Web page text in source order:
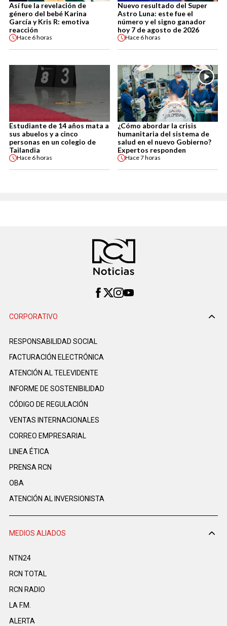
Así fue la revelación de
género del bebé Karina
García y Kris R: emotiva
reacción
Hace 6 horas
Nuevo resultado del Super
Astro Luna: este fue el
número y el signo ganador
hoy 7 de agosto de 2026
Hace 6 horas
Estudiante de 14 años mata a
sus abuelos y a cinco
personas en un colegio de
Tailandia
Hace 6 horas
¿Cómo abordar la crisis
humanitaria del sistema de
salud en el nuevo Gobierno?
Expertos responden
Hace7 horas
CORPORATIVO
RESPONSABILIDAD SOCIAL
FACTURACIÓN ELECTRÓNICA
ATENCIÓN AL TELEVIDENTE
INFORME DE SOSTENIBILIDAD
CÓDIGO DE REGULACIÓN
VENTAS INTERNACIONALES
CORREO EMPRESARIAL
LINEA ÉTICA
PRENSA RCN
OBA
ATENCIÓN AL INVERSIONISTA
MEDIOS ALIADOS
NTN24
RCN TOTAL
RCN RADIO
LA F.M.
ALERTA